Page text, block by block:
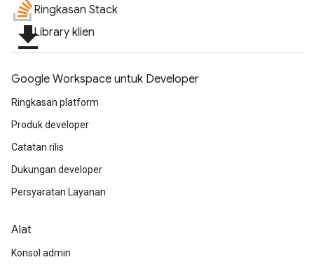
Ringkasan Stack
file_downloadLibrary klien
Google Workspace untuk Developer
Ringkasan platform
Produk developer
Catatan rilis
Dukungan developer
Persyaratan Layanan
Alat
Konsol admin